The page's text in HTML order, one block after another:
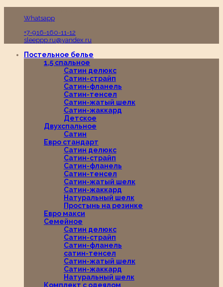
Whatsapp
+7-916-160-11-12
sleeppp.ru@yandex.ru
Постельное белье
1,5 спальное
Сатин делюкс
Сатин-страйп
Сатин-фланель
Сатин-тенсел
Сатин-жатый шелк
Сатин-жаккард
Детское
Двухспальное
Сатин
Евро стандарт
Сатин делюкс
Сатин-страйп
Сатин-фланель
Сатин-тенсел
Сатин-жатый шелк
Сатин-жаккард
Натуральный шелк
Простынь на резинке
Евро макси
Семейное
Сатин делюкс
Сатин-страйп
Сатин-фланель
сатин-тенсел
Сатин-жатый шелк
Сатин-жаккард
Натуральный шелк
Комплект с одеялом